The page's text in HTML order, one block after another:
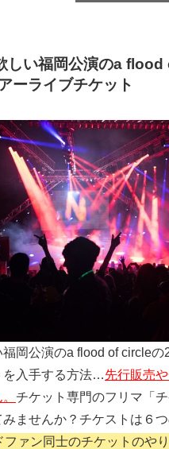
しい福岡公演のa
ーライブチケット
岡公演のa flood of circleの
を入手する方法…先行販売
チケット専門のフリマ「
みませんか？チケストは６
ファン同士のチケットのや